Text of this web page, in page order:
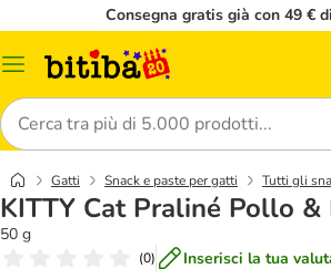
Consegna gratis già con 49 €
Overview
Cerca
Gatti Snack e paste per gatti Tutti gli
KITTY Cat Praliné Pollo &
50 g
(0) Inserisci la tua